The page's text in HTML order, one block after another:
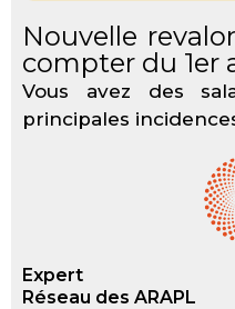
Nouvelle
compter du 1er
Vous avez des
principales
Expert
Réseau des ARAPL